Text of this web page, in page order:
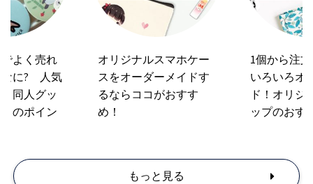
よく売れ
なに? 人気
同人グッ
のポイン
オリジナルスマホケー
スをオーダーメイドす
るならココがおすす
め！
1個から注
いろいろオ
ド！オリジ
ップのおす
もっと見る